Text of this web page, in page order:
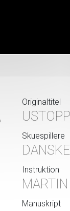
Originaltitel
Skuespillere
Instruktion
Manuskript